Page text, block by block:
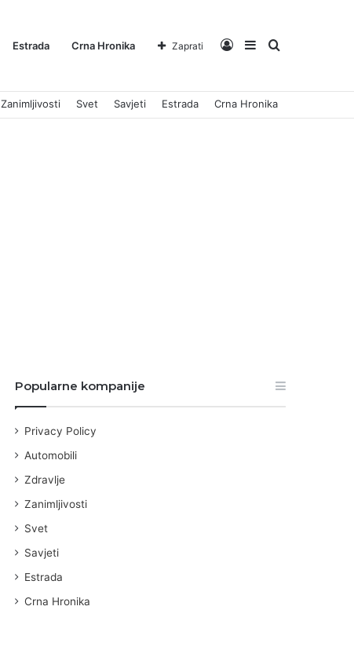
Estrada Crna Hronika Pretraga
Sidebar
Log
Zaprati
Zanimljivosti Svet Savjeti Estrada Crna Hronika
Popularne kompanije
Privacy Policy
Automobili
Zdravlje
Zanimljivosti
Svet
Savjeti
Estrada
Crna Hronika